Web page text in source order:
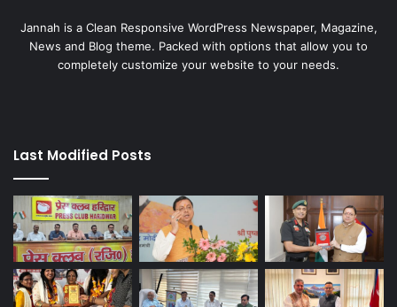
Jannah is a Clean Responsive WordPress Newspaper, Magazine,
News and Blog theme. Packed with options that allow you to
completely customize your website to your needs.
Last Modified Posts